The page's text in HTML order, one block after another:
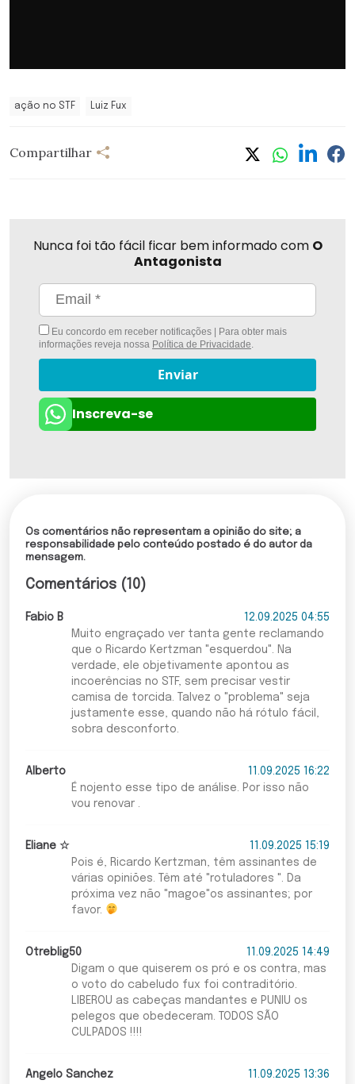
ação no STF Luiz Fux
Compartilhar
Nunca foi tão fácil ficar bem informado com O
Antagonista
Eu concordo em receber notificações | Para obter mais
informações reveja nossa Política de Privacidade
Enviar
Inscreva-se
Os comentários não representam a opinião do site; a
responsabilidade pelo conteúdo postado é do autor da
mensagem.
Comentários (10)
Fabio B
12.09.2025 04:55
Muito engraçado ver tanta gente reclamando
que o Ricardo Kertzman "esquerdou". Na
verdade, ele objetivamente apontou as
incoerências no STF, sem precisar vestir
camisa de torcida. Talvez o "problema" seja
justamente esse, quando não há rótulo fácil,
sobra desconforto.
Alberto
11.09.2025 16:22
É nojento esse tipo de análise. Por isso não
vou renovar .
Eliane ☆
11.09.2025 15:19
Pois é, Ricardo Kertzman, têm assinantes de
várias opiniões. Têm até "rotuladores ". Da
próxima vez não "magoe"os assinantes; por
favor.
Otreblig50
11.09.2025 14:49
Digam o que quiserem os pró e os contra, mas
o voto do cabeludo fux foi contraditório.
LIBEROU as cabeças mandantes e PUNIU os
pelegos que obedeceram. TODOS SÃO
CULPADOS !!!!
Angelo Sanchez
11.09.2025 13:36